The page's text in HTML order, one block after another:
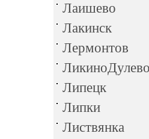
Лаишево
Лакинск
Лермонтов
ЛикиноДулево
Липецк
Липки
Листвянка